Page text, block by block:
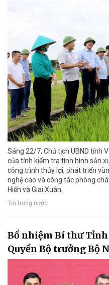
Sáng 22/7, Chủ tịch UBND tỉnh
của tỉnh kiểm tra tình hình sản
công trình thủy lợi, phát triển
nghệ cao và công tác phòng
Hiến và Giai Xuân.
Tin trong nước
Bổ nhiệm Bí thư
Quyền Bộ trưởng Bộ